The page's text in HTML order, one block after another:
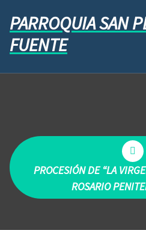
PARROQUIA SAN
FUENTE
PROCESIÓN DE “LA
ROSARIO